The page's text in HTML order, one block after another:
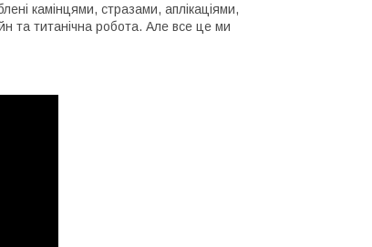
камінцями, стразами, аплікаціями,
та титанічна робота. Але все це ми